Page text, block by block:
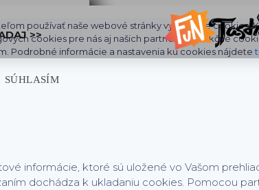
používať naše webové stránky využívame cookies.
cookies pre nás aj našich partnerov. Funkčné
Podrobné informácie a nastavenia ku cookies nájdete
SÚHLASÍM
informácie, ktoré sú uložené vo Vašom
dochádza k ukladaniu cookies. Pomocou
>>